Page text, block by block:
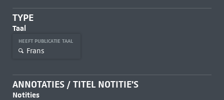
TYPE
Taal
HEEFT PUBLICATIE TAAL
Frans
ANNOTATIES / TITEL NOTITIE'S
Notities